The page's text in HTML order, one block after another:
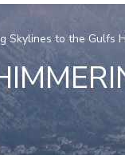
Skylines to the Gulfs